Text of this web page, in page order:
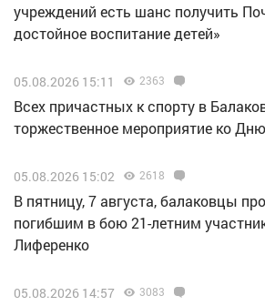
учреждений есть шанс получить
достойное воспитание детей»
05.08.2026 15:11 2363
Всех причастных к спорту в
торжественное мероприятие ко
05.08.2026 15:02 2618
В пятницу, 7 августа, балаковцы
погибшим в бою 21-летним
Лиференко
05.08.2026 14:57 3083